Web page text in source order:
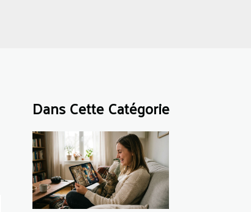
Dans Cette Catégorie